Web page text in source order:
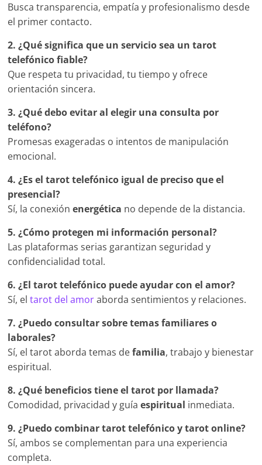
Busca transparencia, empatía y profesionalismo desde
el primer contacto.
2. ¿Qué significa que un servicio sea un tarot
telefónico fiable?
Que respeta tu privacidad, tu tiempo y ofrece
orientación sincera.
3. ¿Qué debo evitar al elegir una consulta por
teléfono?
Promesas exageradas o intentos de manipulación
emocional.
4. ¿Es el tarot telefónico igual de preciso que el
presencial?
Sí, la conexiónenergética no depende de la distancia.
5. ¿Cómo protegen mi información personal?
Las plataformas serias garantizan seguridad y
confidencialidad total.
6. ¿El tarot telefónico puede ayudar con el amor?
Sí, eltarot del amoraborda sentimientos y relaciones.
7. ¿Puedo consultar sobre temas familiares o
laborales?
Sí, el tarot aborda temas defamilia, trabajo y bienestar
espiritual.
8. ¿Qué beneficios tiene el tarot por llamada?
Comodidad, privacidad y guíaespiritual inmediata.
9. ¿Puedo combinar tarot telefónico y tarot online?
Sí, ambos se complementan para una experiencia
completa.